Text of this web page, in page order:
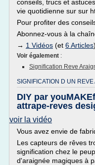
conseils, trucs et
vie quotidienne sur sur
Pour profiter des
Abonnez-vous à la
→ 1 Vidéos (et 6 Articles
Voir également :
Signification Reve
SIGNIFICATION D UN
DIY par
attrape-reves
voir la vidéo
Vous avez envie de
Les capteurs de rêves
signification chez le
d'araignée magiques à